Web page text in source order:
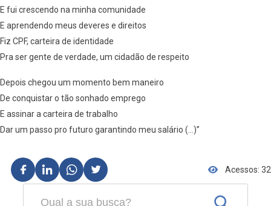
E fui crescendo na minha comunidade
E aprendendo meus deveres e direitos
Fiz CPF, carteira de identidade
Pra ser gente de verdade, um cidadão de respeito
Depois chegou um momento bem maneiro
De conquistar o tão sonhado emprego
E assinar a carteira de trabalho
Dar um passo pro futuro garantindo meu salário (…)”
Acessos: 32